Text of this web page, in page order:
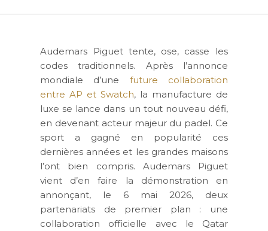
Audemars Piguet tente, ose, casse les
codes traditionnels. Après l’annonce
mondiale d’une future collaboration
entre AP et Swatch, la manufacture de
luxe se lance dans un tout nouveau défi,
en devenant acteur majeur du padel. Ce
sport a gagné en popularité ces
dernières années et les grandes maisons
l’ont bien compris. Audemars Piguet
vient d’en faire la démonstration en
annonçant, le 6 mai 2026, deux
partenariats de premier plan : une
collaboration officielle avec le Qatar